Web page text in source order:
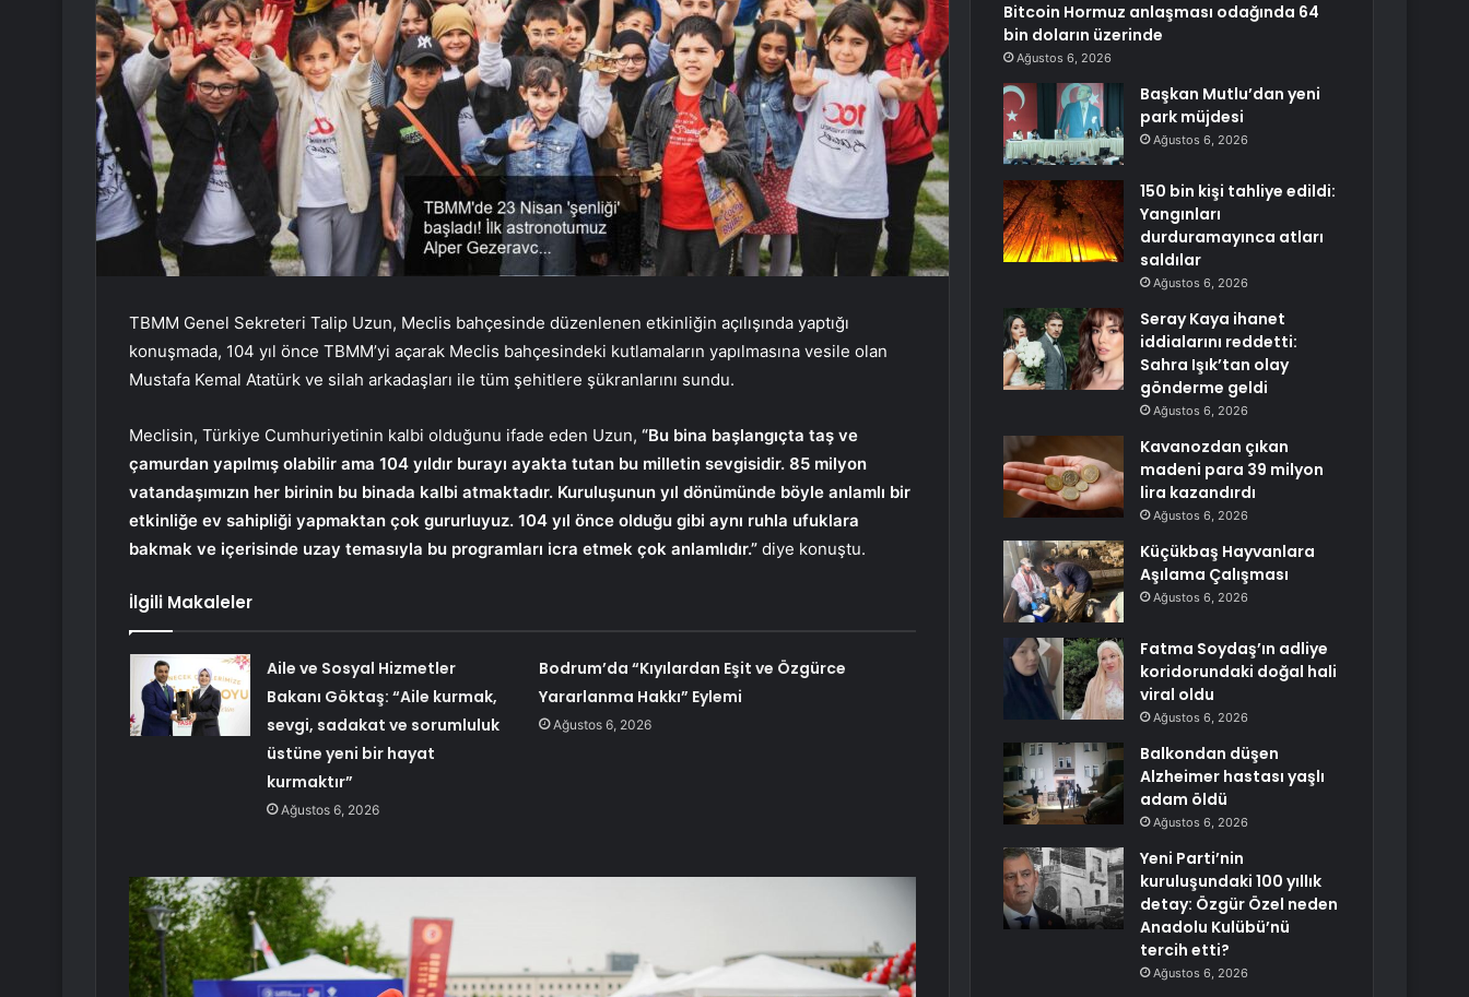
TBMM Genel Sekreteri Talip Uzun, Meclis bahçesinde düzenlenen etkinliğin açılışında yaptığı
konuşmada, 104 yıl önce TBMM’yi açarak Meclis bahçesindeki kutlamaların yapılmasına vesile olan
Mustafa Kemal Atatürk ve silah arkadaşları ile tüm şehitlere şükranlarını sundu.
Meclisin, Türkiye Cumhuriyetinin kalbi olduğunu ifade eden Uzun, “Bu bina başlangıçta taş ve
çamurdan yapılmış olabilir ama 104 yıldır burayı ayakta tutan bu milletin sevgisidir. 85 milyon
vatandaşımızın her birinin bu binada kalbi atmaktadır. Kuruluşunun yıl dönümünde böyle anlamlı bir
etkinliğe ev sahipliği yapmaktan çok gururluyuz. 104 yıl önce olduğu gibi aynı ruhla ufuklara
bakmak ve içerisinde uzay temasıyla bu programları icra etmek çok anlamlıdır.” diye konuştu.
İlgili Makaleler
Aile ve Sosyal Hizmetler
Bakanı Göktaş: “Aile kurmak,
sevgi, sadakat ve sorumluluk
üstüne yeni bir hayat
kurmaktır”
Ağustos 6, 2026
Bodrum’da “Kıyılardan Eşit ve Özgürce
Yararlanma Hakkı” Eylemi
Ağustos 6, 2026
Bitcoin Hormuz anlaşması odağında 64
bin doların üzerinde
Ağustos 6, 2026
Başkan Mutlu’dan yeni
park müjdesi
Ağustos 6, 2026
150 bin kişi tahliye edildi:
Yangınları
durduramayınca atları
saldılar
Ağustos 6, 2026
Seray Kaya ihanet
iddialarını reddetti:
Sahra Işık’tan olay
gönderme geldi
Ağustos 6, 2026
Kavanozdan çıkan
madeni para 39 milyon
lira kazandırdı
Ağustos 6, 2026
Küçükbaş Hayvanlara
Aşılama Çalışması
Ağustos 6, 2026
Fatma Soydaş’ın adliye
koridorundaki doğal hali
viral oldu
Ağustos 6, 2026
Balkondan düşen
Alzheimer hastası yaşlı
adam öldü
Ağustos 6, 2026
Yeni Parti’nin
kuruluşundaki 100 yıllık
detay: Özgür Özel neden
Anadolu Kulübü’nü
tercih etti?
Ağustos 6, 2026